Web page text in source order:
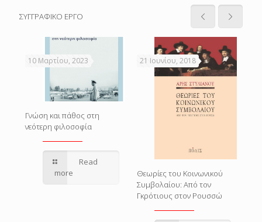
ΣΥΓΓΡΑΦΙΚΟ ΕΡΓΟ
10 Μαρτίου, 2023
Γνώση και πάθος στη
νεότερη φιλοσοφία
Read
more
21 Ιουνίου, 2018
Θεωρίες του Κοινωνικού
Συμβολαίου: Από τον
Γκρότιους στον Ρουσσώ